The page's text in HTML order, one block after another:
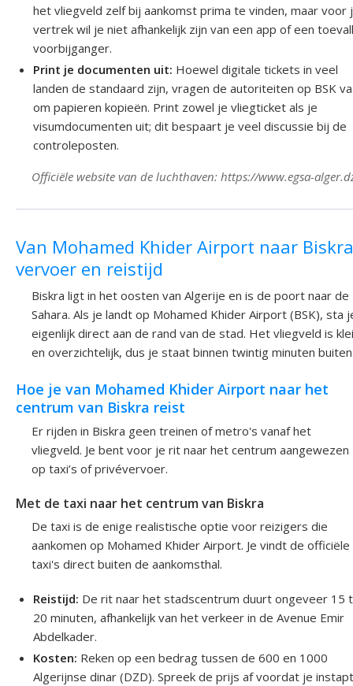
het vliegveld zelf bij aankomst prima te vinden, maar voor
vertrek wil je niet afhankelijk zijn van een app of een
voorbijganger.
Print je documenten uit: Hoewel digitale tickets in veel
landen de standaard zijn, vragen de autoriteiten op BSK
om papieren kopieën. Print zowel je vliegticket als je
visumdocumenten uit; dit bespaart je veel discussie bij de
controleposten.
Officiële website van de luchthaven: https://www.egsa-
Van Mohamed Khider Airport naar
vervoer en reistijd
Biskra ligt in het oosten van Algerije en is de poort naar de
Sahara. Als je landt op Mohamed Khider Airport (BSK), sta
eigenlijk direct aan de rand van de stad. Het vliegveld is
en overzichtelijk, dus je staat binnen twintig minuten
Hoe je van Mohamed Khider Airport naar het
centrum van Biskra reist
Er rijden in Biskra geen treinen of metro's vanaf het
vliegveld. Je bent voor je rit naar het centrum aangewezen
op taxi’s of privévervoer.
Met de taxi naar het centrum van Biskra
De taxi is de enige realistische optie voor reizigers die
aankomen op Mohamed Khider Airport. Je vindt de officiële
taxi's direct buiten de aankomsthal.
Reistijd: De rit naar het stadscentrum duurt ongeveer 15
20 minuten, afhankelijk van het verkeer in de Avenue Emir
Abdelkader.
Kosten: Reken op een bedrag tussen de 600 en 1000
Algerijnse dinar (DZD). Spreek de prijs af voordat je